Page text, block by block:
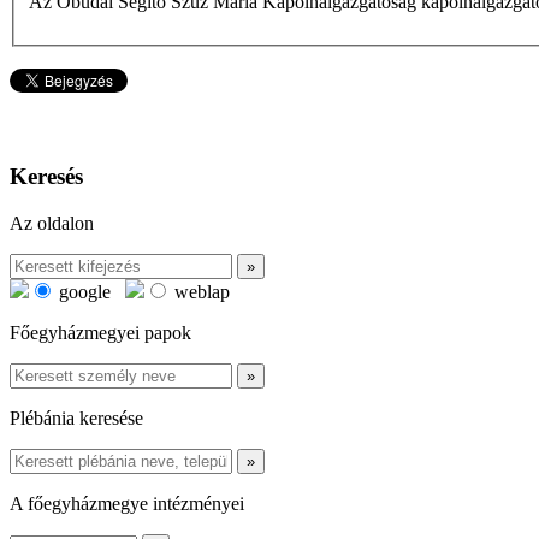
Keresés
Az oldalon
google
weblap
Főegyházmegyei papok
Plébánia keresése
A főegyházmegye intézményei